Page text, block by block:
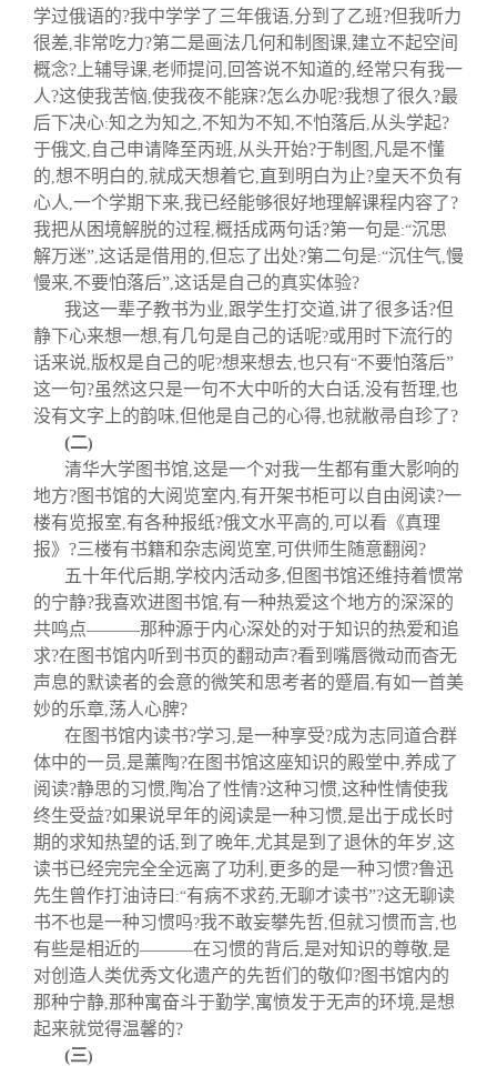
学过俄语的?我中学学了三年俄语 分到了乙班?但我听力
很差 非常吃力?第二是画法几何和制图课 建立不起空间
概念?上辅导课 老师提问 回答说不知道的 经常只有我一
人?这使我苦恼 使我夜不能寐?怎么办呢?我想了很久?最
后下决心:知之为知之 不知为不知 不怕落后 从头学起?
于俄文 自己申请降至丙班 从头开始?于制图 凡是不懂
的 想不明白的 就成天想着它 直到明白为止?皇天不负有
心人 一个学期下来 我已经能够很好地理解课程内容了?
我把从困境解脱的过程 概括成两句话?第一句是:“沉思
解万迷” 这话是借用的 但忘了出处?第二句是:“沉住气 慢
慢来 不要怕落后” 这话是自己的真实体验?
我这一辈子教书为业 跟学生打交道 讲了很多话?但
静下心来想一想 有几句是自己的话呢?或用时下流行的
话来说 版权是自己的呢?想来想去 也只有“不要怕落后”
这一句?虽然这只是一句不大中听的大白话 没有哲理 也
没有文字上的韵味 但他是自己的心得 也就敝帚自珍了?
(二)
清华大学图书馆 这是一个对我一生都有重大影响的
地方?图书馆的大阅览室内 有开架书柜可以自由阅读?一
楼有览报室 有各种报纸?俄文水平高的 可以看《真理
报》?三楼有书籍和杂志阅览室 可供师生随意翻阅?
五十年代后期 学校内活动多 但图书馆还维持着惯常
的宁静?我喜欢进图书馆 有一种热爱这个地方的深深的
共鸣点———那种源于内心深处的对于知识的热爱和追
求?在图书馆内听到书页的翻动声?看到嘴唇微动而杳无
声息的默读者的会意的微笑和思考者的蹙眉 有如一首美
妙的乐章 荡人心脾?
在图书馆内读书?学习 是一种享受?成为志同道合群
体中的一员 是薰陶?在图书馆这座知识的殿堂中 养成了
阅读?静思的习惯 陶冶了性情?这种习惯 这种性情使我
终生受益?如果说早年的阅读是一种习惯 是出于成长时
期的求知热望的话 到了晚年 尤其是到了退休的年岁 这
读书已经完完全全远离了功利
更多的是一种习惯?鲁迅
先生曾作打油诗曰 :“有病不求药 无聊才读书”?这无聊读
书不也是一种习惯吗?我不敢妄攀先哲 但就习惯而言 也
有些是相近的———在习惯的背后 是对知识的尊敬 是
对创造人类优秀文化遗产的先哲们的敬仰?图书馆内的
那种宁静 那种寓奋斗于勤学 寓愤发于无声的环境 是想
起来就觉得温馨的?
(三)